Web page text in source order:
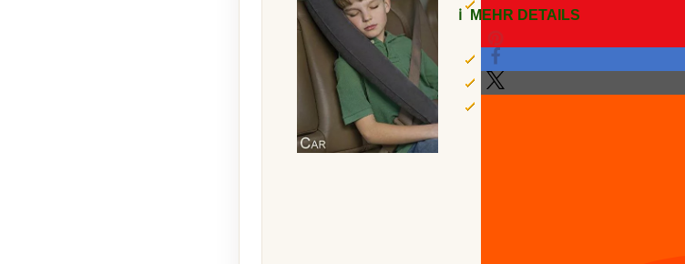
ℹ️ MEHR DETAILS